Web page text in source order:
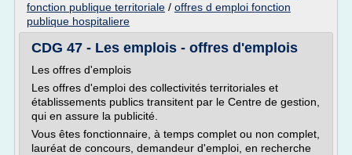
fonction publique territoriale / offres d emploi fonction
publique hospitaliere
CDG 47 - Les emplois - offres d'emplois
Les offres d'emplois
Les offres d'emploi des collectivités territoriales et
établissements publics transitent par le Centre de gestion,
qui en assure la publicité.
Vous êtes fonctionnaire, à temps complet ou non complet,
lauréat de concours, demandeur d'emploi, en recherche